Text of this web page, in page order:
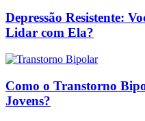
Depressão Resistente:
Lidar com Ela?
Como o Transtorno
Jovens?